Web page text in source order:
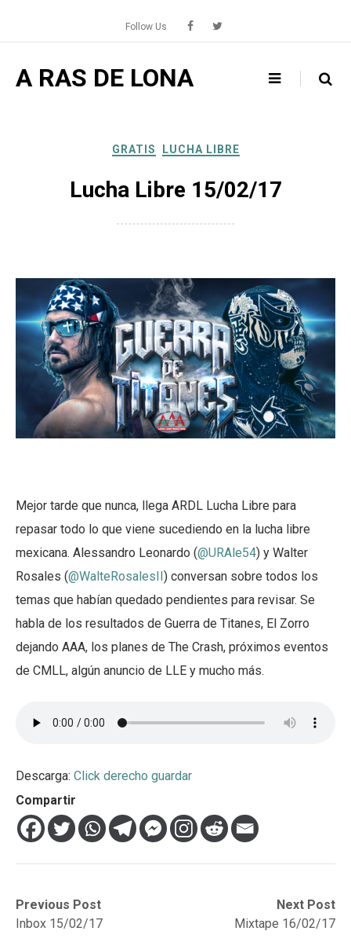
content
Follow Us
A RAS DE LONA
GRATIS LUCHA LIBRE
Lucha Libre 15/02/17
Mejor tarde que nunca, llega ARDL Lucha Libre para
repasar todo lo que viene sucediendo en la lucha libre
mexicana. Alessandro Leonardo (@URAle54) y Walter
Rosales (@WalteRosalesII) conversan sobre todos los
temas que habían quedado pendientes para revisar. Se
habla de los resultados de Guerra de Titanes, El Zorro
dejando AAA, los planes de The Crash, próximos eventos
de CMLL, algún anuncio de LLE y mucho más.
Descarga: Click derecho guardar
Compartir
Navegación
de
Previous Post
Previous
post:Inbox 15/02/17
Next Post
Next
post:
Mixtape 16/02/17